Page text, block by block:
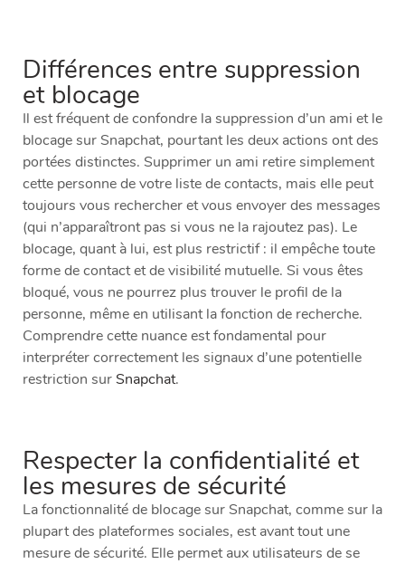
Différences entre suppression
et blocage
Il est fréquent de confondre la suppression d’un ami et le
blocage sur Snapchat, pourtant les deux actions ont des
portées distinctes. Supprimer un ami retire simplement
cette personne de votre liste de contacts, mais elle peut
toujours vous rechercher et vous envoyer des messages
(qui n’apparaîtront pas si vous ne la rajoutez pas). Le
blocage, quant à lui, est plus restrictif : il empêche toute
forme de contact et de visibilité mutuelle. Si vous êtes
bloqué, vous ne pourrez plus trouver le profil de la
personne, même en utilisant la fonction de recherche.
Comprendre cette nuance est fondamental pour
interpréter correctement les signaux d’une potentielle
restriction surSnapchat.
Respecter la confidentialité et
les mesures de sécurité
La fonctionnalité de blocage sur Snapchat, comme sur la
plupart des plateformes sociales, est avant tout une
mesure de sécurité. Elle permet aux utilisateurs de se